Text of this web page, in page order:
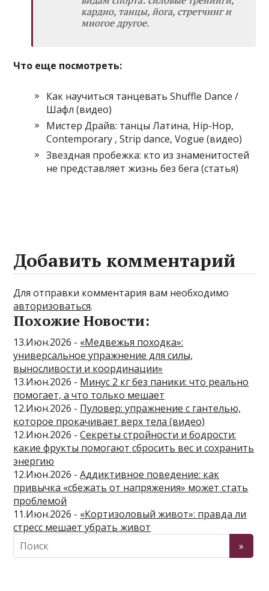
кардио, танцы, йога, стретчинг и
многое другое.
Что еще посмотреть:
Как научиться танцевать Shuffle Dance /
Шафл (видео)
Мистер Драйв: танцы Латина, Hip-Hop,
Contemporary , Strip dance, Vogue (видео)
Звездная пробежка: кто из знаменитостей
не представляет жизнь без бега (статья)
Добавить комментарий
Для отправки комментария вам необходимо
авторизоваться.
Похожие Новости:
13.Июн.2026 - «Медвежья походка»:
универсальное упражнение для силы,
выносливости и координации»
13.Июн.2026 - Минус 2 кг без паники: что реально
помогает, а что только мешает
12.Июн.2026 - Пуловер: упражнение с гантелью,
которое прокачивает верх тела (видео)
12.Июн.2026 -Секреты стройности и бодрости:
какие фрукты помогают сбросить вес и сохранить
энергию
12.Июн.2026 -Аддиктивное поведение: как
привычка «сбежать от напряжения» может стать
проблемой
11.Июн.2026 - «Кортизоловый живот»: правда ли
стресс мешает убрать живот